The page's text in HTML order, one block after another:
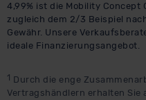
4,99% ist die Mobility Concept
zugleich dem 2/3 Beispiel
Gewähr. Unsere
ideale Finanzierungsangebot.
1 Durch die enge
Vertragshändlern erhalten Sie